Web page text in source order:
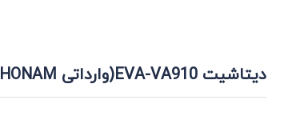
دیتاشیت EVA-VA910(وارداتی LOTTE / HONAM کره جنوبی)